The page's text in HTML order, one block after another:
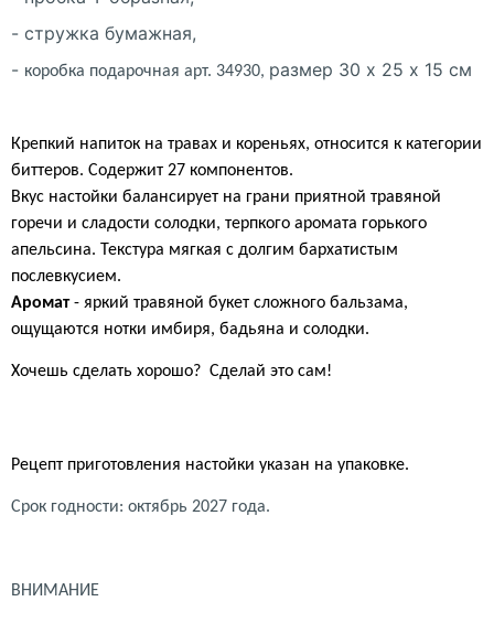
- стружка бумажная,
- коробка подарочная арт. 34930, размер 30 х 25 х 15 см
Крепкий напиток на травах и кореньях, относится к категории
биттеров. Содержит 27 компонентов.
Вкус настойки балансирует на грани приятной травяной
горечи и сладости солодки, терпкого аромата горького
апельсина. Текстура мягкая с долгим бархатистым
послевкусием.
Аромат- яркий травяной букет сложного бальзама,
ощущаются нотки имбиря, бадьяна и солодки.
Хочешь сделать хорошо? Сделай это сам!
Рецепт приготовления настойки указан на упаковке.
Срок годности: октябрь 2027 года.
ВНИМАНИЕ